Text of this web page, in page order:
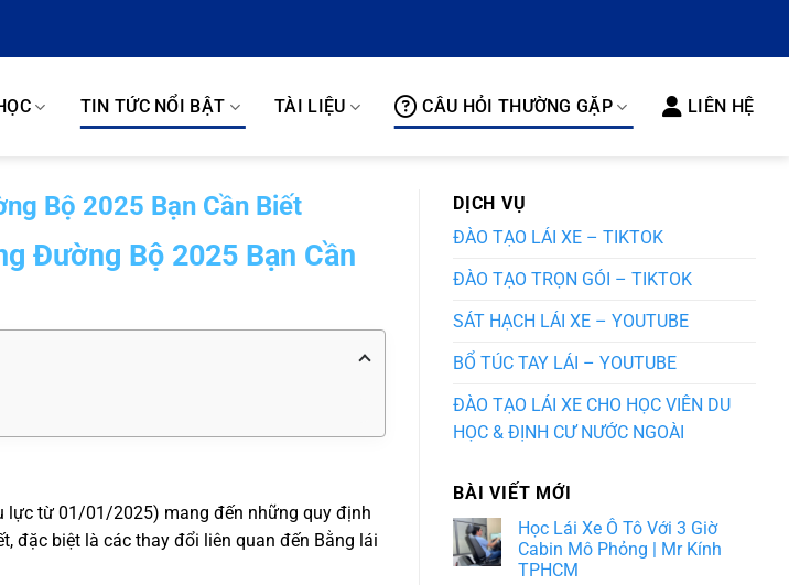
TIN TỨC NỔI BẬT TÀI LIỆU CÂU HỎI THƯỜNG GẶP LIÊN HỆ
Bộ 2025 Bạn Cần Biết
Đường Bộ 2025 Bạn Cần
lực từ 01/01/2025) mang đến những quy định
đặc biệt là các thay đổi liên quan đến Bằng lái
DỊCH VỤ
ĐÀO TẠO LÁI XE – TIKTOK
ĐÀO TẠO TRỌN GÓI – TIKTOK
SÁT HẠCH LÁI XE – YOUTUBE
BỔ TÚC TAY LÁI – YOUTUBE
ĐÀO TẠO LÁI XE CHO HỌC VIÊN DU
HỌC & ĐỊNH CƯ NƯỚC NGOÀI
BÀI VIẾT MỚI
Học Lái Xe Ô Tô Với 3 Giờ
Cabin Mô Phỏng | Mr Kính
TPHCM